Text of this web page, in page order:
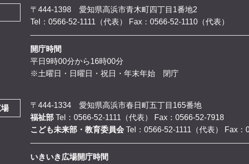
〒444-1398 愛知県高浜市青木町四丁目1番地2
Tel：0566-52-1111（代表）
Fax：0566-52-1110（代表）
開庁時間
平日9時00分から16時00分
※土曜日・日曜日・祝日・年末年始 閉庁
〒444-1334 愛知県高浜市春日町五丁目165番地
福祉部 Tel：0566-52-1111（代表）
Fax：0566-52-7918
こども未来部・教育委員会 Tel：0566-52-1111（代表） Fax：
いきいき広場開庁時間